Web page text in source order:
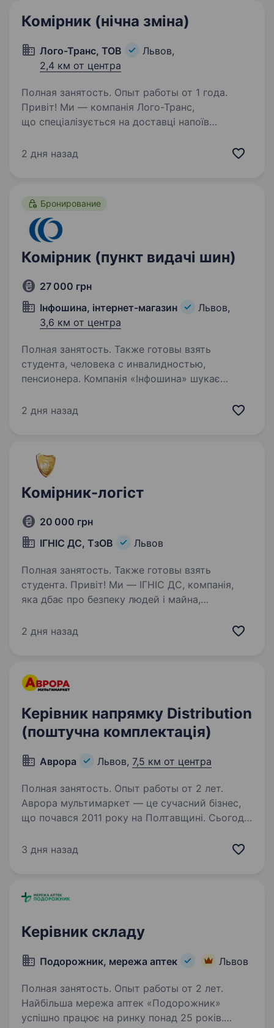
Комірник (нічна зміна)
Лого-Транс, ТОВ
Львов,
2,4 км от центра
Полная занятость. Опыт работы от 1 года.
Привіт! Ми — компанія Лого-Транс,
що спеціалізується на доставці напоїв
та регіону. Якщо ти цілеспрямована людина,
2 дня назад
Бронирование
Комірник (пункт видачі шин)
27 000 грн
Інфошина, інтернет-магазин
Львов,
3,6 км от центра
Полная занятость. Также готовы взять
студента, человека с инвалидностью,
пенсионера. Компанія «Інфошина» шукає
Зелена)! У зв’язку з розширенням запрошуємо
зберігання та видача шин…
2 дня назад
Комірник-логіст
20 000 грн
ІГНІС ДС, ТзОВ
Львов
Полная занятость. Также готовы взять
студента. Привіт! Ми — ІГНІС ДС, компанія,
яка дбає про безпеку людей і майна,
та техногенного захисту, а також комплексні
2 дня назад
Керівник напрямку Distribution
(поштучна комплектація)
Аврора Львов, 7,5 км от центра
Полная занятость. Опыт работы от 2 лет.
Аврора мультимаркет — це сучасний бізнес,
що почався 2011 року на Полтавщині. Сьогодні
магазинів, 4 офіси підтримки та 5 логістичних
3 дня назад
Керівник складу
Подорожник, мережа аптек Львов
Полная занятость. Опыт работы от 2 лет.
Найбільша мережа аптек «Подорожник»
успішно працює на ринку понад 25 років.